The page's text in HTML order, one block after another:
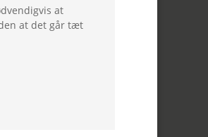
at
at det går tæt